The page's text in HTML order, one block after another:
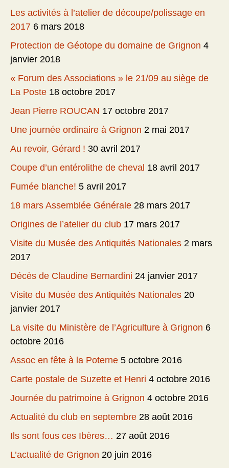
Les activités à l’atelier de découpe/polissage en
2017 6 mars 2018
Protection de Géotope du domaine de Grignon 4
janvier 2018
« Forum des Associations » le 21/09 au siège de
La Poste 18 octobre 2017
Jean Pierre ROUCAN 17 octobre 2017
Une journée ordinaire à Grignon 2 mai 2017
Au revoir, Gérard ! 30 avril 2017
Coupe d’un entérolithe de cheval 18 avril 2017
Fumée blanche! 5 avril 2017
18 mars Assemblée Générale 28 mars 2017
Origines de l’atelier du club 17 mars 2017
Visite du Musée des Antiquités Nationales 2 mars
2017
Décès de Claudine Bernardini 24 janvier 2017
Visite du Musée des Antiquités Nationales 20
janvier 2017
La visite du Ministère de l’Agriculture à Grignon 6
octobre 2016
Assoc en fête à la Poterne 5 octobre 2016
Carte postale de Suzette et Henri 4 octobre 2016
Journée du patrimoine à Grignon 4 octobre 2016
Actualité du club en septembre 28 août 2016
Ils sont fous ces Ibères… 27 août 2016
L’actualité de Grignon 20 juin 2016